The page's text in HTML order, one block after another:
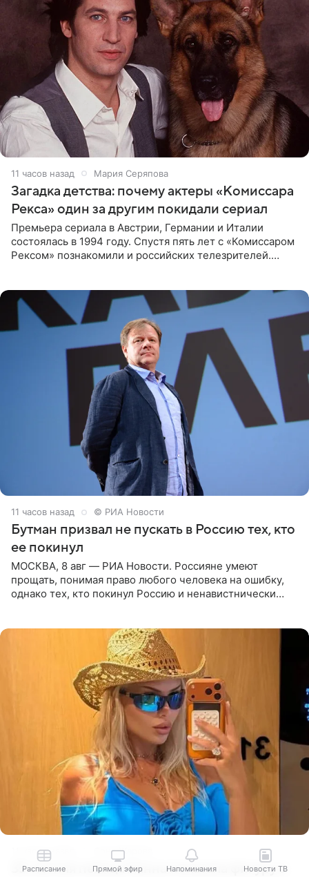
11 часов назад Мария Серяпова
Загадка детства: почему актеры «Комиссара
Рекса» один за другим покидали сериал
Премьера сериала в Австрии, Германии и Италии
состоялась в 1994 году. Спустя пять лет с «Комиссаром
Рексом» познакомили и российских телезрителей.
11 часов назад © РИА Новости
Бутман призвал не пускать в Россию тех, кто
ее покинул
МОСКВА, 8 авг — РИА Новости. Россияне умеют
прощать, понимая право любого человека на ошибку,
однако тех, кто покинул Россию и ненавистнически
11 часов назад Соня Жарова
35-летняя певица Ханна показала фигуру в
Расписание Прямой эфир Напоминания Новости ТВ